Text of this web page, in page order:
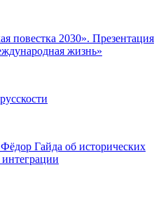
повестка 2030». Презентация
жизнь»
Гайда об исторических